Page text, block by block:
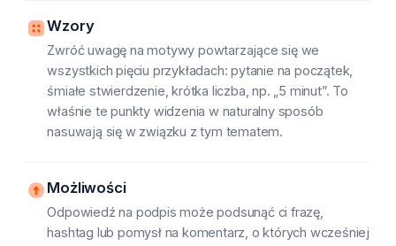
Wzory
Zwróć uwagę na motywy powtarzające się we
wszystkich pięciu przykładach: pytanie na początek,
śmiałe stwierdzenie, krótka liczba, np. „5 minut”. To
właśnie te punkty widzenia w naturalny sposób
nasuwają się w związku z tym tematem.
Możliwości
Odpowiedź na podpis może podsunąć ci frazę,
hashtag lub pomysł na komentarz, o których wcześniej